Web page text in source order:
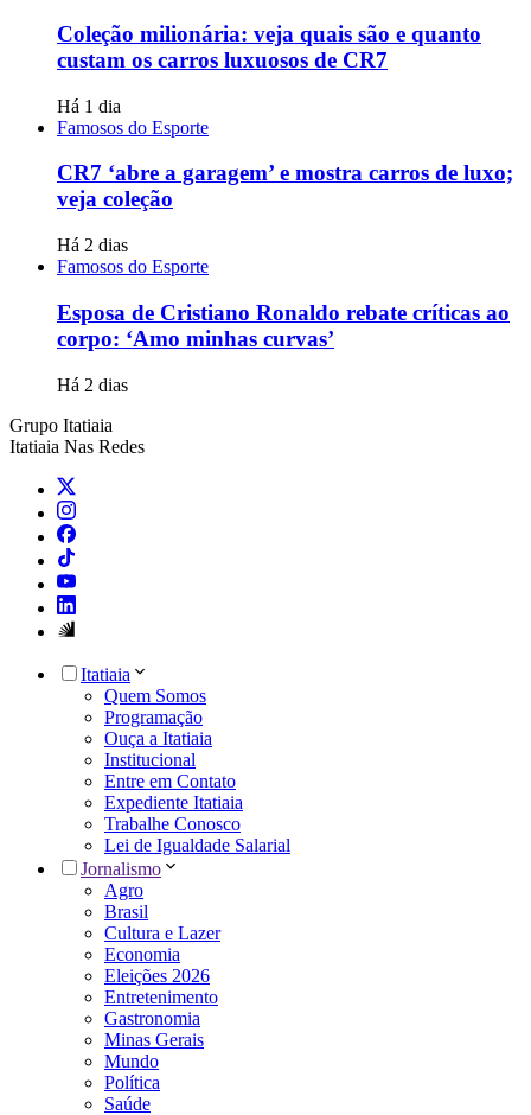
Coleção milionária: veja quais são e quanto
custam os carros luxuosos de CR7
Há 1 dia
Famosos do Esporte
CR7 ‘abre a garagem’ e mostra carros de luxo;
veja coleção
Há 2 dias
Famosos do Esporte
Esposa de Cristiano Ronaldo rebate críticas ao
corpo: ‘Amo minhas curvas’
Há 2 dias
Grupo Itatiaia
Itatiaia Nas Redes
Itatiaia
Quem Somos
Programação
Ouça a Itatiaia
Institucional
Entre em Contato
Expediente Itatiaia
Trabalhe Conosco
Lei de Igualdade Salarial
Jornalismo
Agro
Brasil
Cultura e Lazer
Economia
Eleições 2026
Entretenimento
Gastronomia
Minas Gerais
Mundo
Política
Saúde